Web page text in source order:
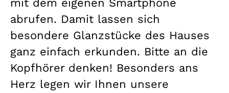
mit dem eigenen Smartphone
abrufen. Damit lassen sich
besondere Glanzstücke des Hauses
ganz einfach erkunden. Bitte an die
Kopfhörer denken! Besonders ans
Herz legen wir Ihnen unsere